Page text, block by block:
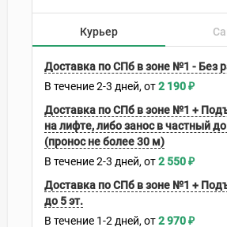
Курьер
Доставка по СПб в зоне №1 - Без
В течение2-3 дней 2 190₽
Доставка по СПб в зоне №1 +
на лифте, либо занос в частный
(пронос не более 30 м)
В течение2-3 дней 2 550₽
Доставка по СПб в зоне №1 +
до 5 эт.
В течение 1-2 дней 2 970₽